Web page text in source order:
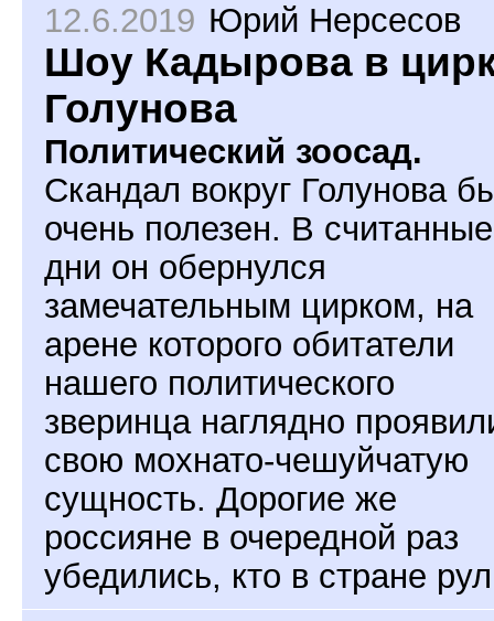
12.6.2019 Юрий Нерсесов
Шоу Кадырова в
Голунова
Политический зоосад.
Скандал вокруг Голунова
очень полезен. В считанные
дни он обернулся
замечательным цирком, на
арене которого обитатели
нашего политического
зверинца наглядно
свою мохнато-чешуйчатую
сущность. Дорогие же
россияне в очередной раз
убедились, кто в стране